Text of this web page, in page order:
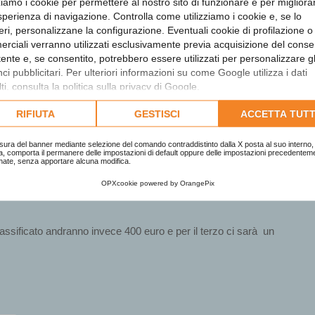
di navigazione. Controlla come utilizziamo i cookie e, se lo
personalizzane la configurazione. Eventuali cookie di profilazione o
verranno utilizzati esclusivamente previa acquisizione del
e, se consentito, potrebbero essere utilizzati per personalizzare
pubblicitari. Per ulteriori informazioni su come Google utilizza i dati
consulta la politica sulla privacy di Google
l'informativa cookie completa.
RIFIUTA GESTISCI ACCETTA
del banner mediante selezione del comando contraddistinto dalla X posta al suo interno,
comporta il permanere delle impostazioni di default oppure delle impostazioni
senza apportare alcuna modifica.
OPXcookie powered by OrangePix
Ferraris, presidente del Gruppo Giovani Imprenditori di Biella
un futuro prospero dobbiamo trasmettere ai giovani, in
nazione, può offrire. Diamo la possibilità di vedere da vicino il
degli imprenditori».
un referente per ciascuna provincia piemontese, alcuni
un rappresentante del Gruppo Giovani Imprenditori e un
andranno invece 400 euro e per il terzo ci sarà un